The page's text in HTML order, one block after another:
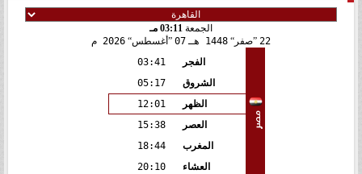
الجمعة 03:11 مـ
22 صفر 1448 هـ 07 أغسطس 2026 م
مصر
الفجر
03:41
الشروق
05:17
الظهر
12:01
العصر
15:38
المغرب
18:44
العشاء
20:10